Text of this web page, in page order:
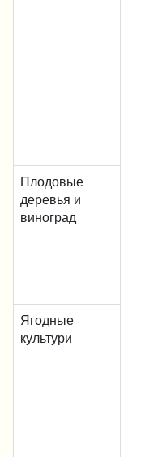
Плодовые
деревья и
виноград
Ягодные
культури